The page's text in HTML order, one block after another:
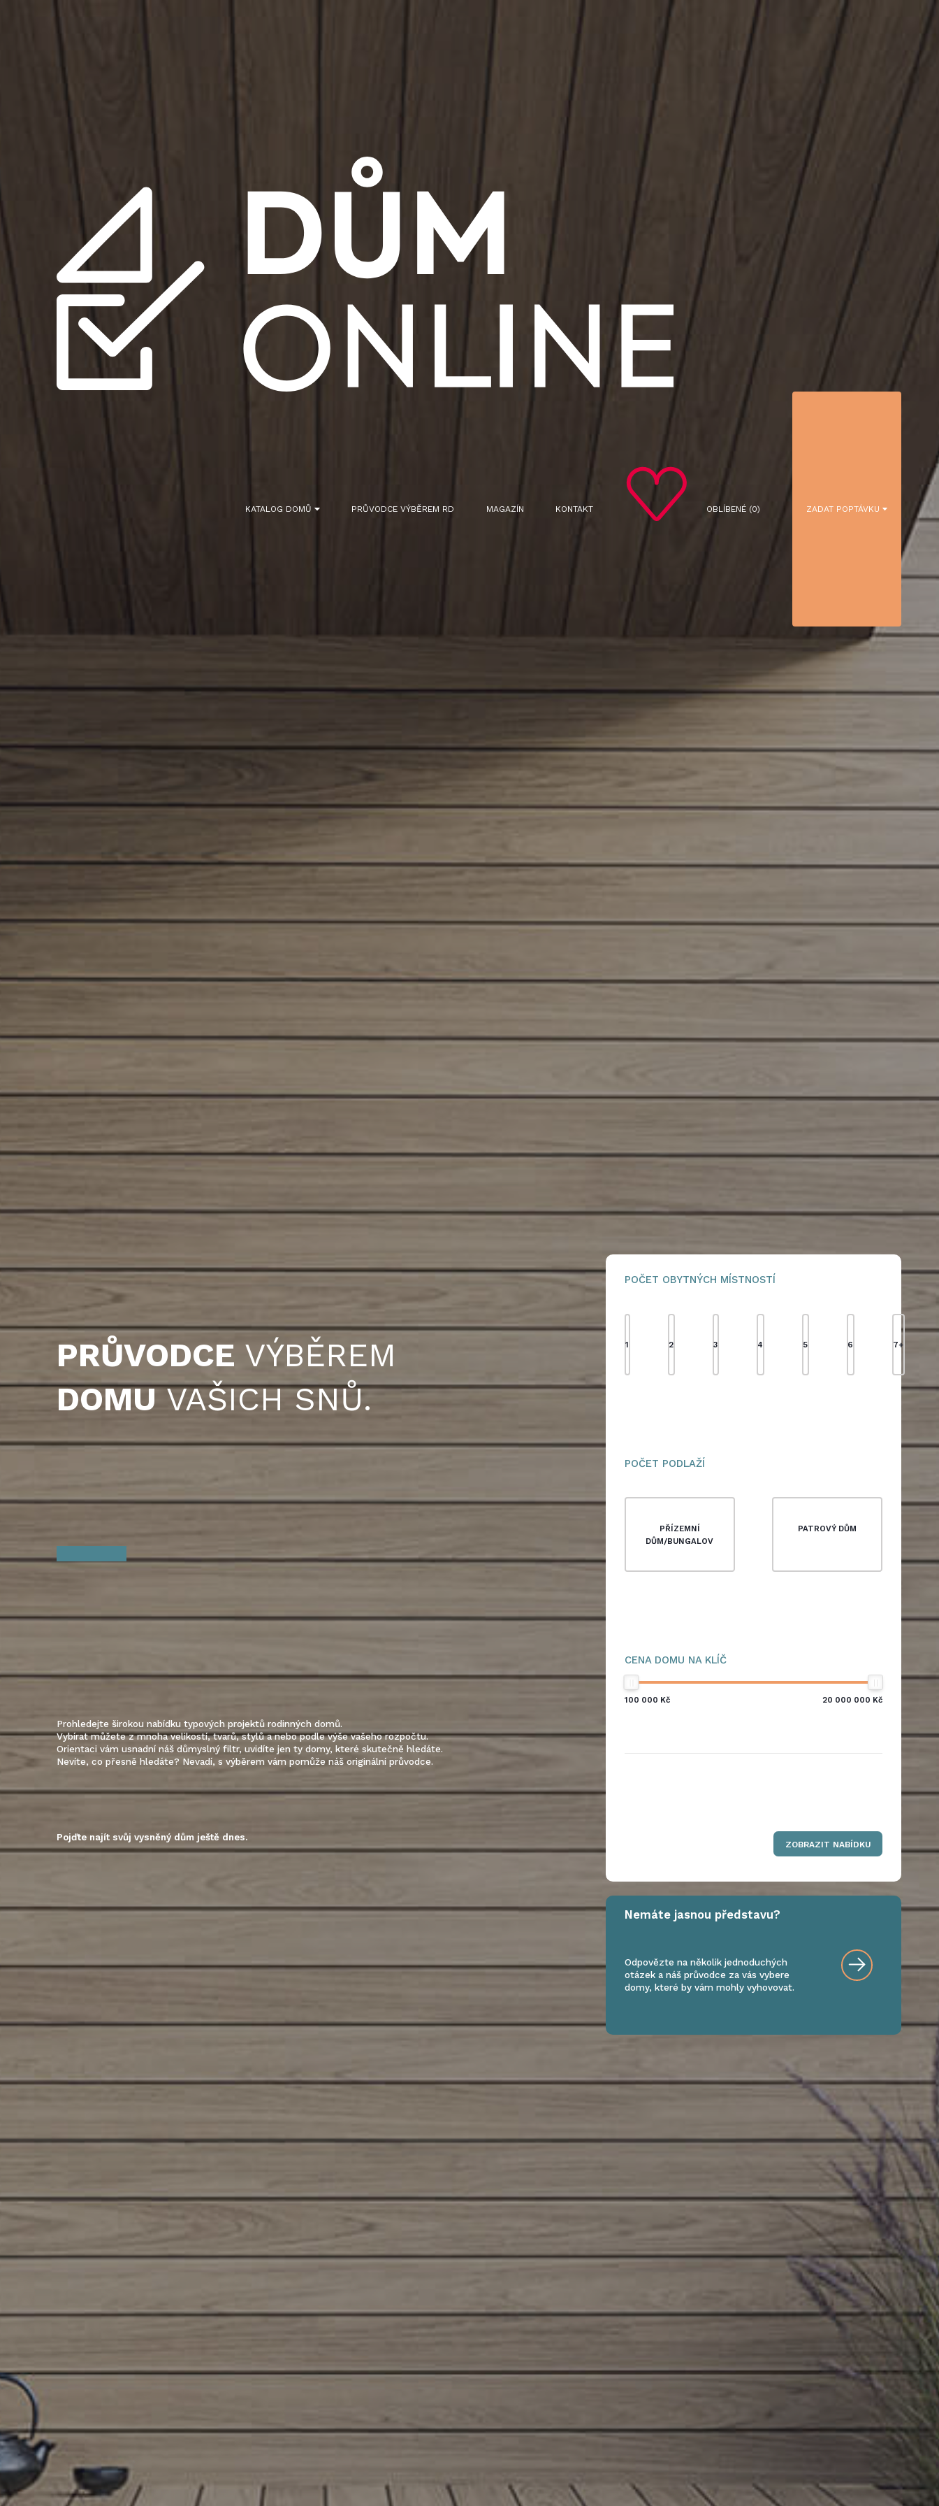
KATALOG DOMŮ PRŮVODCE VÝBĚREM RD MAGAZÍN KONTAKT OBLÍBENÉ (0) ZADAT POPTÁVKU
PRŮVODCE VÝBĚREM
DOMUVAŠICH SNŮ.
Prohledejte širokou nabídku typových projektů rodinných domů.
Vybírat můžete z mnoha velikostí, tvarů, stylů a nebo podle výše vašeho rozpočtu.
Orientaci vám usnadní náš důmyslný filtr, uvidíte jen ty domy, které skutečně hledáte.
Nevíte, co přesně hledáte? Nevadí, s výběrem vám pomůže náš originální průvodce.
Pojďte najít svůj vysněný dům ještě dnes.
POČET OBYTNÝCH MÍSTNOSTÍ
1 2 3 4 5 6 7+
POČET PODLAŽÍ
PŘÍZEMNÍ
DŮM/BUNGALOV
PATROVÝ DŮM
CENA DOMU NA KLÍČ
100 000 Kč 20 000 000 Kč
ZOBRAZIT NABÍDKU
Nemáte jasnou představu?
Odpovězte na několik jednoduchých
otázek a náš průvodce za vás vybere
domy, které by vám mohly vyhovovat.